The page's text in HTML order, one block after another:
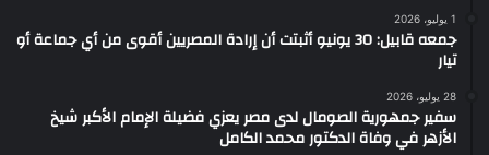
1 يوليو، 2026
جمعه قابيل: 30 يونيو أثبتت أن إرادة المصريين أقوى من أي جماعة أو
تيار
28 يوليو، 2026
سفير جمهورية الصومال لدى مصر يعزي فضيلة الإمام الأكبر شيخ
الأزهر في وفاة الدكتور محمد الكامل